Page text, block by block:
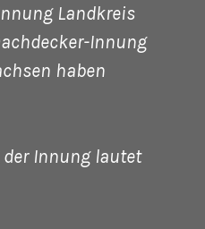
Landkreis
Innung
haben
der Innung lautet